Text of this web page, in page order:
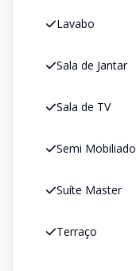
Lavabo
Sala de Jantar
Sala de TV
Semi Mobiliado
Suíte Master
Terraço